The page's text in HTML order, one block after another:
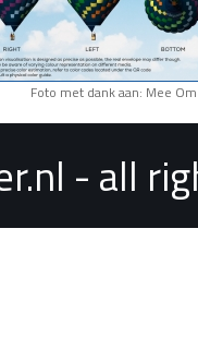
Foto met dank aan: Mee
- all